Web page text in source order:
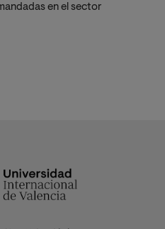
en el sector